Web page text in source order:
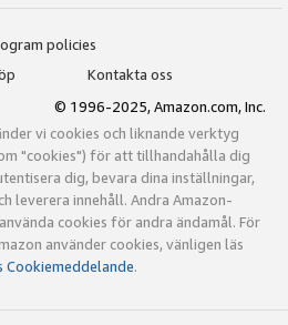
policies
Kontakta oss
© 1996-2025, Amazon.com, Inc.
vi cookies och liknande verktyg
"cookies") för att tillhandahålla dig
dig, bevara dina inställningar,
leverera innehåll. Andra Amazon-
cookies för andra ändamål. För
använder cookies, vänligen läs
Cookiemeddelande.